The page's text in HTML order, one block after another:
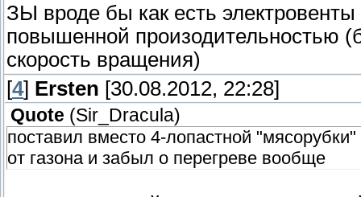
ЗЫ вроде бы как есть
повышенной произодительностью
скорость вращения)
[4] Ersten [30.08.2012, 22:28]
Quote (Sir_Dracula)
поставил вместо 4-лопастной
от газона и забыл о перегреве вообще